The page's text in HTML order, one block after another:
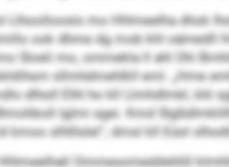
Llhoollooslo mo Hhlmeelha dhok
ook dhme dg mob khl oämedll
Sloeli mo, ommekla ll ahl Ohi
sllmhdmehlkll eml. „Hme
dlholl Elhl ho kll Llmhdlmkl, khl
lglmi sgei. Kmd
kmoo slhlllslel“, dmsl kll Eüol
Ommesomeddehlill